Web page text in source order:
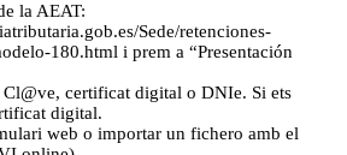
la AEAT:
Sede/retenciones-
180.html i prem a “Presentación
certificat digital o DNIe. Si ets
digital.
web o importar un fichero amb el